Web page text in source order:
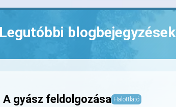
Legutóbbi blogbejegyzések
A gyász feldolgozása Halottlátó